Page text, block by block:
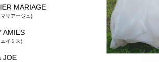
MARIAGE
リアージュ)
AMIES
イミス)
JOE